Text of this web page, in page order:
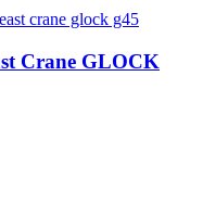
Crane GLOCK